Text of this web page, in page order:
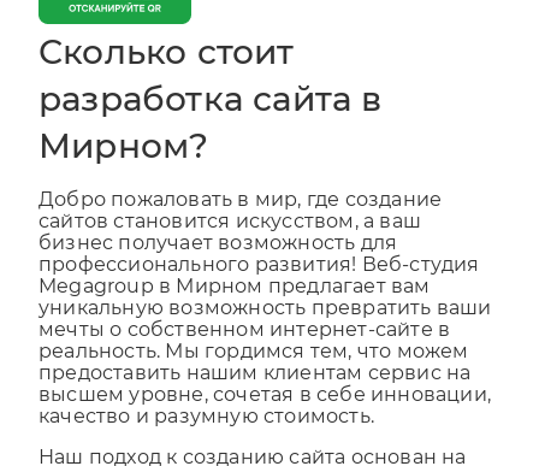
Сколько стоит
разработка сайта в
Мирном?
Добро пожаловать в мир, где создание
сайтов становится искусством, а ваш
бизнес получает возможность для
профессионального развития! Веб-студия
Megagroup в Мирном предлагает вам
уникальную возможность превратить ваши
мечты о собственном интернет-сайте в
реальность. Мы гордимся тем, что можем
предоставить нашим клиентам сервис на
высшем уровне, сочетая в себе инновации,